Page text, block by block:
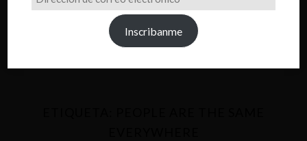
de
Inscribanme